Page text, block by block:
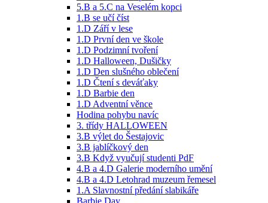
5.B a 5.C na Veselém kopci
1.B se učí číst
1.D Září v lese
1.D První den ve škole
1.D Podzimní tvoření
1.D Halloween, Dušičky
1.D Den slušného oblečení
1.D Čtení s deváťaky
1.D Barbie den
1.D Adventní věnce
Hodina pohybu navíc
3. třídy HALLOWEEN
3.B výlet do Šestajovic
3.B jablíčkový den
3.B Když vyučují studenti PdF
4.B a 4.D Galerie moderního umění
4.B a 4.D Letohrad muzeum řemesel
1.A Slavnostní předání slabikáře